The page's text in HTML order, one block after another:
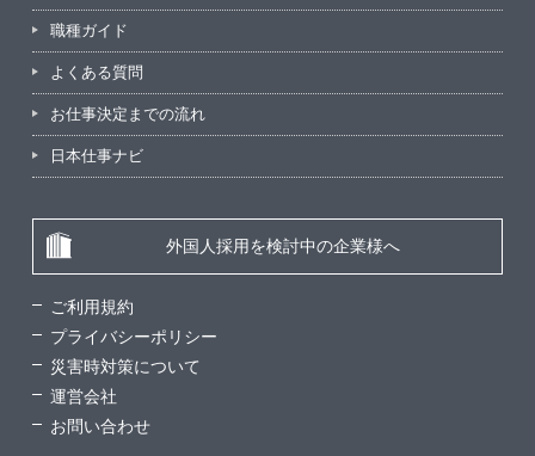
職種ガイド
よくある質問
お仕事決定までの流れ
日本仕事ナビ
外国人採用を検討中の企業様へ
ご利用規約
プライバシーポリシー
災害時対策について
運営会社
お問い合わせ